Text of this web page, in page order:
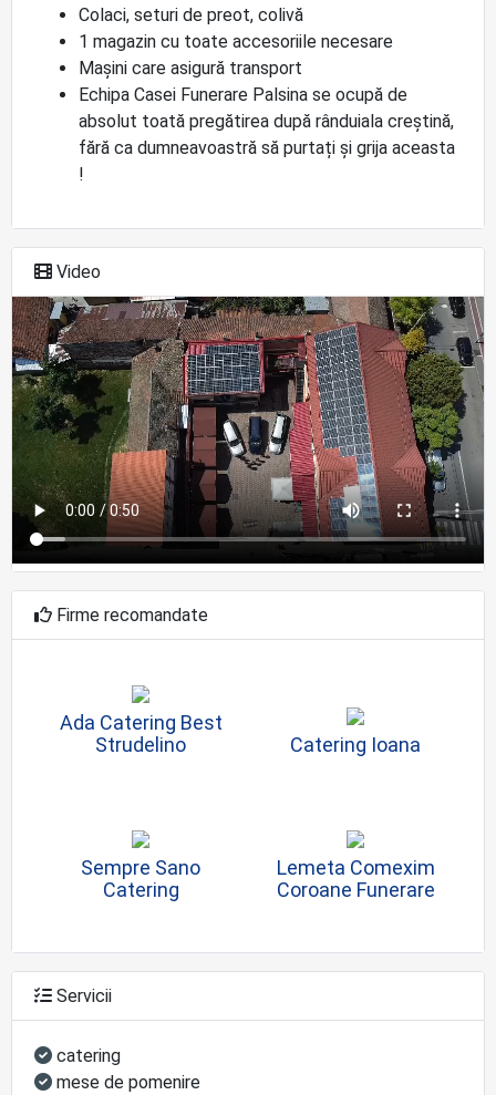
Colaci, seturi de preot, colivă
1 magazin cu toate accesoriile necesare
Mașini care asigură transport
Echipa Casei Funerare Palsina se ocupă de
absolut toată pregătirea după rânduiala creștină,
fără ca dumneavoastră să purtați și grija aceasta
!
Video
Firme recomandate
Ada Catering Best
Strudelino
Catering Ioana
Sempre Sano
Catering
Lemeta Comexim
Coroane Funerare
Servicii
catering
mese de pomenire